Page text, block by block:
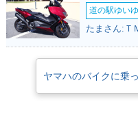
道の駅ゆい
たまさん:Ｔ
ヤマハのバイクに乗